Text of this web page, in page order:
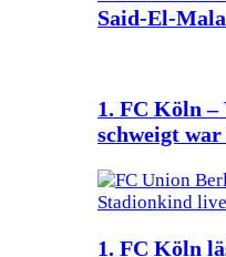
Said-El-
1. FC Köln –
schweigt
1. FC Köln